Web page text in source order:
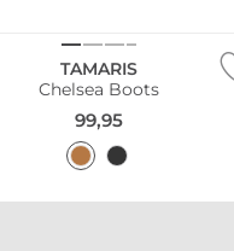
TAMARIS
Chelsea Boots
99,95